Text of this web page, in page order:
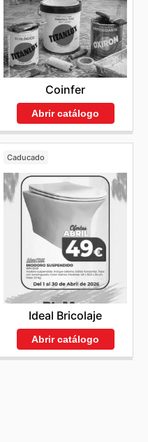
Coinfer
Abrir catálogo
Caducado
Ideal Bricolaje
Abrir catálogo